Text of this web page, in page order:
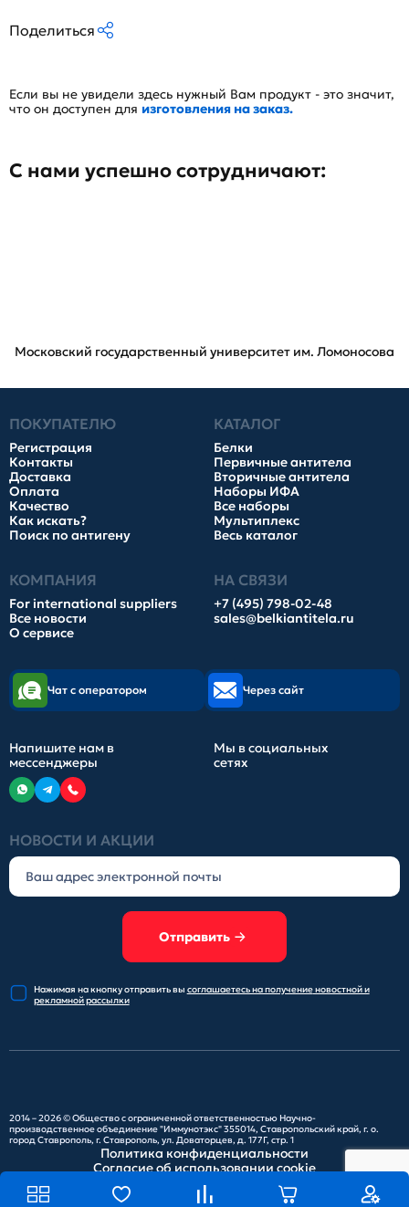
Поделиться
Если вы не увидели здесь нужный Вам продукт - это значит,
что он доступен для изготовления на заказ.
С нами успешно сотрудничают:
Московский государственный университет им. Ломоносова
ПОКУПАТЕЛЮ
Регистрация
Контакты
Доставка
Оплата
Качество
Как искать?
Поиск по антигену
КАТАЛОГ
Белки
Первичные антитела
Вторичные антитела
Наборы ИФА
Все наборы
Мультиплекс
Весь каталог
КОМПАНИЯ
For international suppliers
Все новости
О сервисе
НА СВЯЗИ
+7 (495) 798-02-48
sales@belkiantitela.ru
НОВОСТИ И АКЦИИ
Отправить
Нажимая на кнопку отправитьвы соглашаетесь на получениеновостной и
рекламной рассылки
Чат с оператором Через сайт
Напишите нам в
мессенджеры
Мы в социальных
сетях
2014 – 2026 ©Общество с ограниченной ответственностью Научно-
производственное объединение "Иммунотэкс"355014, Ставропольский край, г. о.
город Ставрополь, г. Ставрополь, ул. Доваторцев, д. 177Г, стр. 1
Политика конфиденциальности
Согласие об использовании cookie
Карта сайта